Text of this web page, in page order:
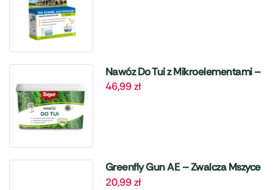
Nawóz Do Tui z Mikroelementami –
4 kg Target
46,99zł
Greenfly Gun AE – Zwalcza Mszyce
– 405 ml Target
20,99zł